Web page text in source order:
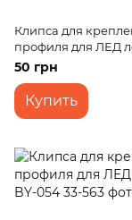
Клипса для
профиля для ЛЕД
053
50 грн
Купить